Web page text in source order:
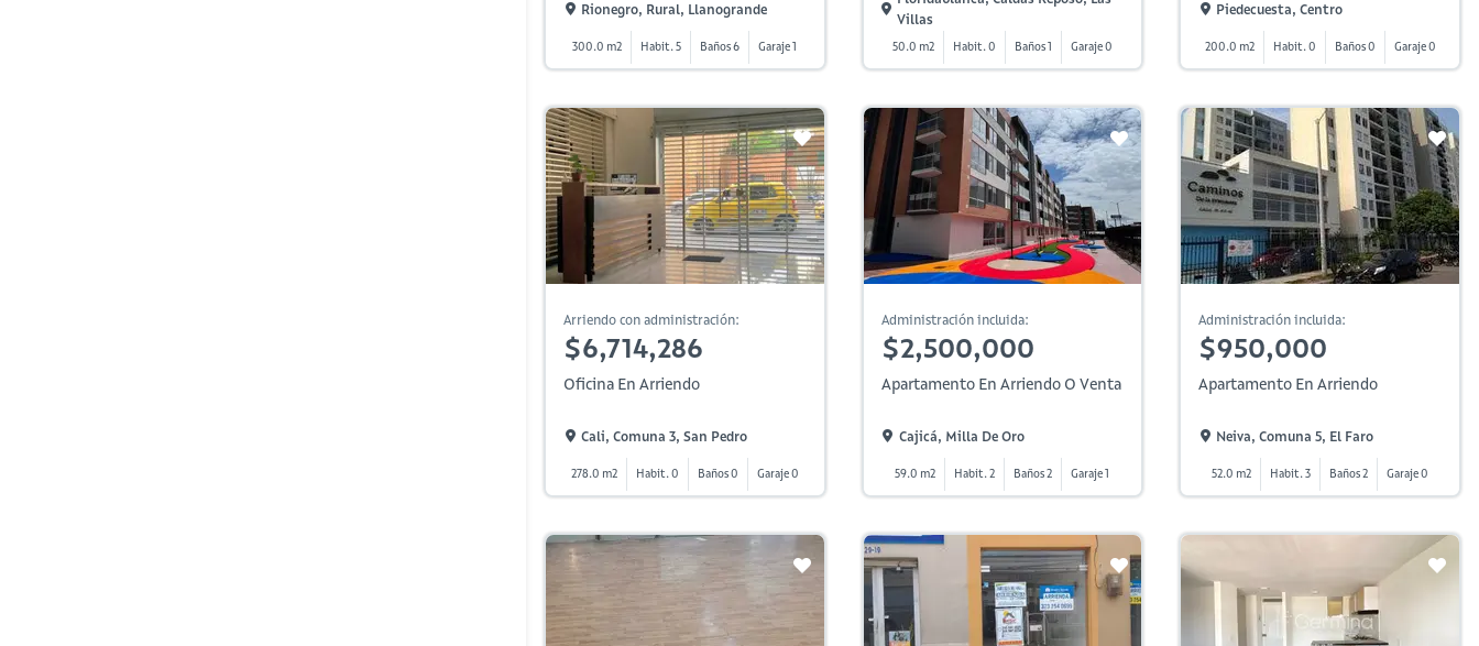
Rionegro, Rural, Llanogrande
300.0 m2 Habit. 5 Baños 6 Garaje 1
Villas
50.0 m2 Habit. 0 Baños 1 Garaje 0
Piedecuesta, Centro
200.0 m2 Habit. 0 Baños 0 Garaje 0
Arriendo con administración:
$6,714,286
Oficina En Arriendo
Cali, Comuna 3, San Pedro
278.0 m2 Habit. 0 Baños 0 Garaje 0
Administración incluida:
$2,500,000
Apartamento En Arriendo O Venta
Cajicá, Milla De Oro
59.0 m2 Habit. 2 Baños 2 Garaje 1
Administración incluida:
$950,000
Apartamento En Arriendo
Neiva, Comuna 5, El Faro
52.0 m2 Habit. 3 Baños 2 Garaje 0